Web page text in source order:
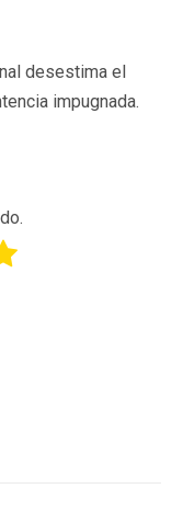
desestima el
impugnada.